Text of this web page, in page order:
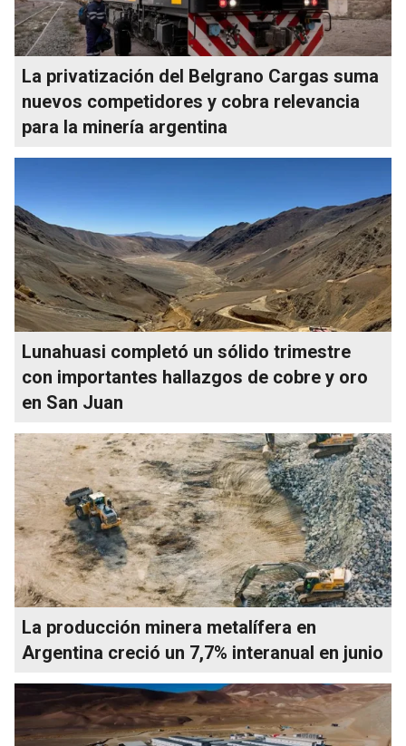
La privatización del Belgrano Cargas suma
nuevos competidores y cobra relevancia
para la minería argentina
Lunahuasi completó un sólido trimestre
con importantes hallazgos de cobre y oro
en San Juan
La producción minera metalífera en
Argentina creció un 7,7% interanual en junio